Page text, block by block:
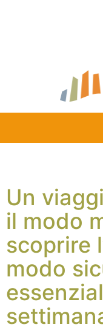
Un
il modo
scoprire
modo